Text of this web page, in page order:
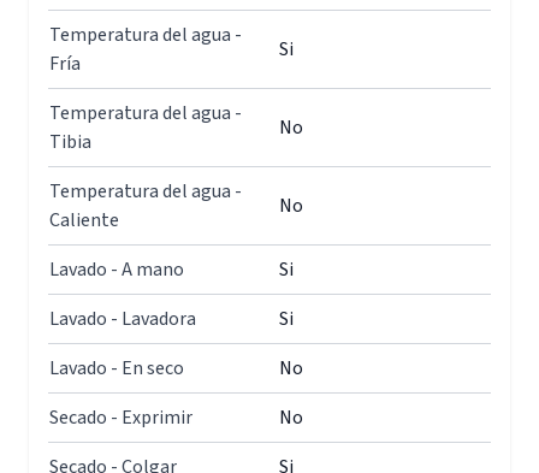
Temperatura del agua -
Fría
Si
Temperatura del agua -
Tibia
No
Temperatura del agua -
Caliente
No
Lavado - A mano
Si
Lavado - Lavadora
Si
Lavado - En seco
No
Secado - Exprimir
No
Secado - Colgar
Si